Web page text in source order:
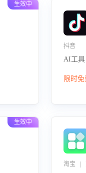
生效中
抖音
AI工具
限时免
生效中
淘宝 |